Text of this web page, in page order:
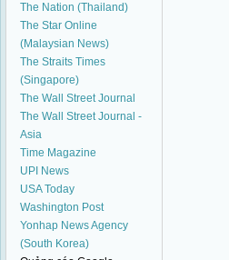
The Nation (Thailand)
The Star Online
(Malaysian News)
The Straits Times
(Singapore)
The Wall Street Journal
The Wall Street Journal -
Asia
Time Magazine
UPI News
USA Today
Washington Post
Yonhap News Agency
(South Korea)